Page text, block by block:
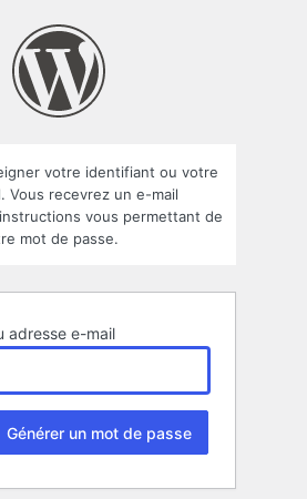
votre identifiant ou votre
Vous recevrez un e-mail
vous permettant de
mot de passe.
adresse e-mail